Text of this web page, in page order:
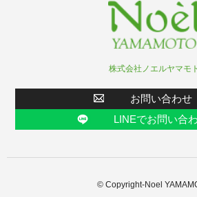
株式会社ノエルヤマモト
お問い合わせ
LINEでお問い合
© Copyright-Noel